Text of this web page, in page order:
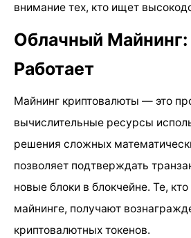
внимание тех, кто ищет
Облачный Майнинг:
Работает
Майнинг криптовалюты — это
вычислительные ресурсы
решения сложных
позволяет подтверждать
новые блоки в блокчейне. Те,
майнинге, получают
криптовалютных токенов.